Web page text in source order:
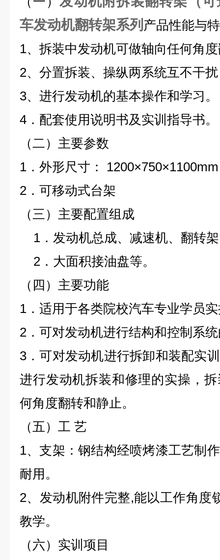
车发动机翻转架系列 产品性能与
1、拆装中发动机可做轴向任何角
2、分置拆装、操纵两系统互不干
3、进行发动机的基本操作和学习。
4．配套使用说明书及实训指导书。
（二） 主要参数
1．外形尺寸： 1200×750×1100mm
2．可移动式台架
（三）主要配置组成
1．发动机总成、减速机、翻转
2．大面积接油盘等。
（四）主要功能
1．适用于各类院校汽车专业学员
2．可对发动机进行结构和控制系
3．可对发动机进行拆卸和装配实
进行发动机拆装和修理的实操，
何角度翻转和静止。
（五）工 艺
1、支架：钢结构经喷烤漆工艺制
耐用。
2、发动机附件完整,能以工作角度
教学。
（六）实训项目